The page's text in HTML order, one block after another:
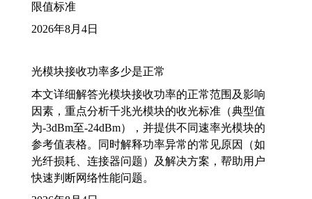
限值标准
2026年8月4日
光模块接收功率多少是正常
本文详细解答光模块接收功率的正常范围及影响
因素，重点分析千兆光模块的收光标准（典型值
为-3dBm至-24dBm），并提供不同速率光模块的
参考值表格。同时解释功率异常的常见原因（如
光纤损耗、连接器问题）及解决方案，帮助用户
快速判断网络性能问题。